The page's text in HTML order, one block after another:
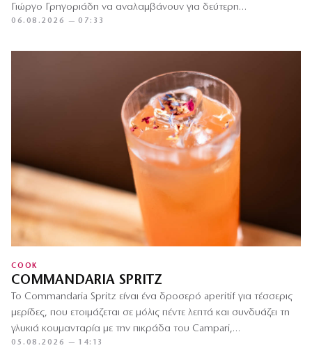
Γιώργο Γρηγοριάδη να αναλαμβάνουν για δεύτερη…
06.08.2026 — 07:33
COOK
COMMANDARIA SPRITZ
Το Commandaria Spritz είναι ένα δροσερό aperitif για τέσσερις
μερίδες, που ετοιμάζεται σε μόλις πέντε λεπτά και συνδυάζει τη
γλυκιά κουμανταρία με την πικράδα του Campari,…
05.08.2026 — 14:13